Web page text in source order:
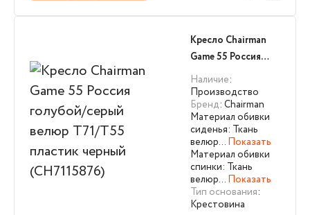
Кресло Chairman
Game 55 Россия
голубой/серый
велюр Т71/Т55
пластик черный
(CH7115876)
Наличие:
Производство
Бренд: Chairman
Материал обивки
сиденья: Ткань
велюр… Показать
Материал обивки
спинки: Ткань
велюр… Показать
Тип основания:
Крестовина